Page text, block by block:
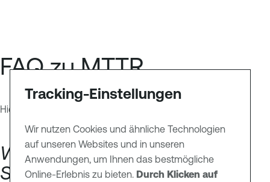
FAQ zu MTTR
Hier sind einige der häufigsten Fragen zu MTTR:
Was ist eine gute MTTR für
Sicherheitsschwachstellen?
Tracking-Einstellungen
Wir nutzen Cookies und ähnliche Technologien
auf unseren Websites und in unseren
Anwendungen, um Ihnen das bestmögliche
Online-Erlebnis zu bieten. Durch Klicken auf